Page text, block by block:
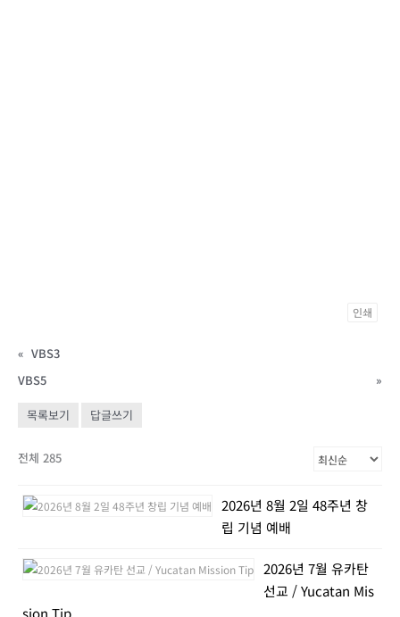
인쇄
« VBS3
VBS5
»
목록보기 답글쓰기
전체 285
2026년 8월 2일 48주년 창
립 기념 예배
2026년 7월 유카탄
선교 / Yucatan Mis
sion Tip